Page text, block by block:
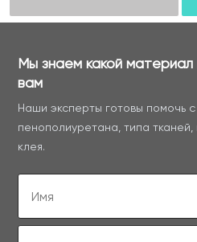
Мы знаем какой
вам
Наши эксперты готовы помочь
пенополиуретана, типа
клея.